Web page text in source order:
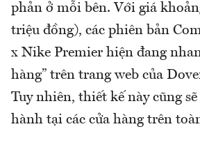
phản ở mỗi bên. Với giá
triệu đồng), các phiên bản
x Nike Premier hiện đang
hàng” trên trang web của
Tuy nhiên, thiết kế này cũng
hành tại các cửa hàng trên